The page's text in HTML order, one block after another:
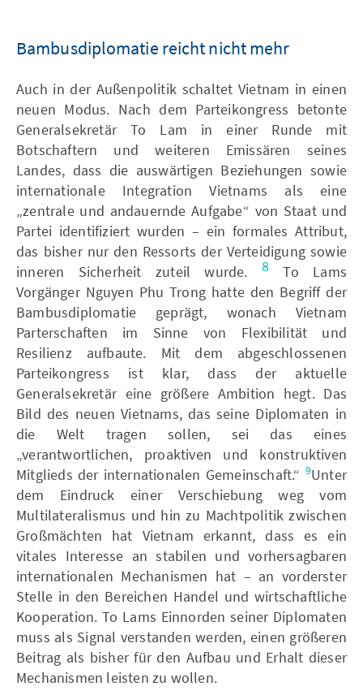
Bambusdiplomatie reicht nicht mehr
Auch in der Außenpolitik schaltet Vietnam in einen
neuen Modus. Nach dem Parteikongress betonte
Generalsekretär To Lam in einer Runde mit
Botschaftern und weiteren Emissären seines
Landes, dass die auswärtigen Beziehungen sowie
internationale Integration Vietnams als eine
„zentrale und andauernde Aufgabe“ von Staat und
Partei identifiziert wurden – ein formales Attribut,
das bisher nur den Ressorts der Verteidigung sowie
inneren Sicherheit zuteil wurde. 8 To Lams
Vorgänger Nguyen Phu Trong hatte den Begriff der
Bambusdiplomatie geprägt, wonach Vietnam
Parterschaften im Sinne von Flexibilität und
Resilienz aufbaute. Mit dem abgeschlossenen
Parteikongress ist klar, dass der aktuelle
Generalsekretär eine größere Ambition hegt. Das
Bild des neuen Vietnams, das seine Diplomaten in
die Welt tragen sollen, sei das eines
„verantwortlichen, proaktiven und konstruktiven
Mitglieds der internationalen Gemeinschaft.“ 9Unter
dem Eindruck einer Verschiebung weg vom
Multilateralismus und hin zu Machtpolitik zwischen
Großmächten hat Vietnam erkannt, dass es ein
vitales Interesse an stabilen und vorhersagbaren
internationalen Mechanismen hat – an vorderster
Stelle in den Bereichen Handel und wirtschaftliche
Kooperation. To Lams Einnorden seiner Diplomaten
muss als Signal verstanden werden, einen größeren
Beitrag als bisher für den Aufbau und Erhalt dieser
Mechanismen leisten zu wollen.